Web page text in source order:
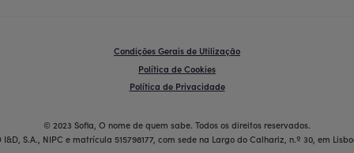
Condições Gerais de Utilização
Política de Cookies
Política de Privacidade
© 2023 Sofia, O nome de quem sabe. Todos os direitos reservados.
S.A., NIPC e matrícula 515798177, com sede na Largo do Calhariz, n.º 30, em